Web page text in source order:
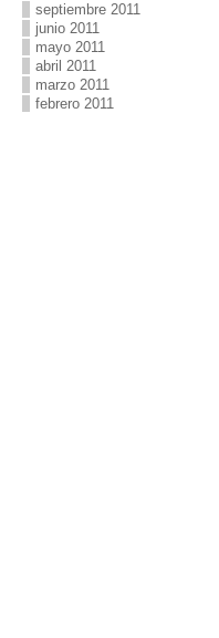
septiembre 2011
junio 2011
mayo 2011
abril 2011
marzo 2011
febrero 2011